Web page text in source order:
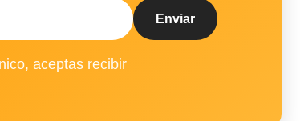
aceptas recibir